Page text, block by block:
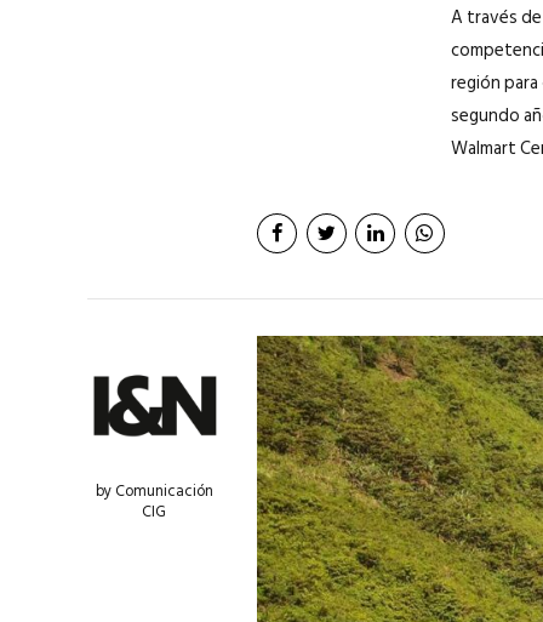
A través
región
segundo
Walmart
by Comunicación
CIG